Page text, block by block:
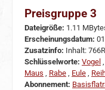
Preisgruppe 3
Dateigröße: 1.11
Erscheinungsdatum:
Zusatzinfo: Inhalt:
Schlüsselworte: Vogel ,
Maus , Rabe , Eule ,
Abonnement: